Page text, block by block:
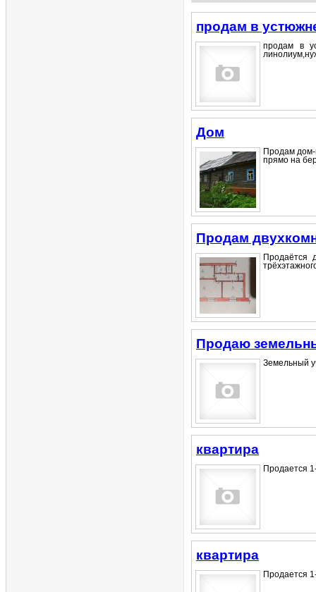
продам в
продам в
Дом
Продам дом-
прямо на
Продам
Продаётся
Продаю
Земельный
квартира
Продается
квартира
Продается